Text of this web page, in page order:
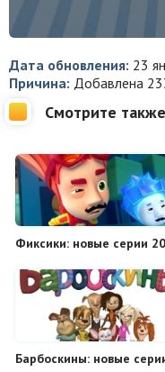
Дата обновления: 23
Причина: Добавлена
Смотрите